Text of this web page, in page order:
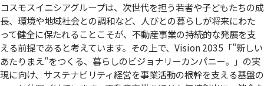
コスモスイニシアグループは、次世代を担う若者や子どもたちの成
長、環境や地域社会との調和など、人びとの暮らしが将来にわた
って健全に保たれることこそが、不動産事業の持続的な発展を支
える前提であると考えています。その上で、Vision 2035「"新しい
あたりまえ"をつくる、暮らしのビジョナリーカンパニー。」の実
現に向け、サステナビリティ経営を事業活動の根幹を支える基盤の